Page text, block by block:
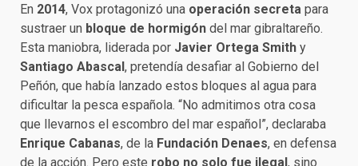
En 2014, Vox protagonizó una operación secreta para
sustraer un bloque de hormigón del mar gibraltareño.
Esta maniobra, liderada por Javier Ortega Smith y
Santiago Abascal, pretendía desafiar al Gobierno del
Peñón, que había lanzado estos bloques al agua para
dificultar la pesca española. “No admitimos otra cosa
que llevarnos el escombro del mar español”, declaraba
Enrique Cabanas, de la Fundación Denaes, en defensa
de la acción. Pero este robo no solo fue ilegal, sino